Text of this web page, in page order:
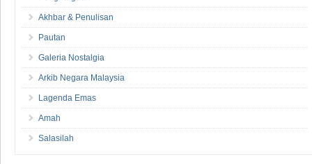
Akhbar & Penulisan
Pautan
Galeria Nostalgia
Arkib Negara Malaysia
Lagenda Emas
Amah
Salasilah